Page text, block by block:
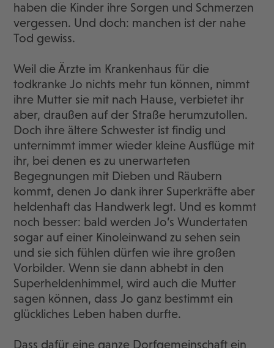
haben die Kinder ihre Sorgen und Schmerzen
vergessen. Und doch: manchen ist der nahe
Tod gewiss.
Weil die Ärzte im Krankenhaus für die
todkranke Jo nichts mehr tun können, nimmt
ihre Mutter sie mit nach Hause, verbietet ihr
aber, draußen auf der Straße herumzutollen.
Doch ihre ältere Schwester ist findig und
unternimmt immer wieder kleine Ausflüge mit
ihr, bei denen es zu unerwarteten
Begegnungen mit Dieben und Räubern
kommt, denen Jo dank ihrer Superkräfte aber
heldenhaft das Handwerk legt. Und es kommt
noch besser: bald werden Jo’s Wundertaten
sogar auf einer Kinoleinwand zu sehen sein
und sie sich fühlen dürfen wie ihre großen
Vorbilder. Wenn sie dann abhebt in den
Superheldenhimmel, wird auch die Mutter
sagen können, dass Jo ganz bestimmt ein
glückliches Leben haben durfte.
Dass dafür eine ganze Dorfgemeinschaft ein